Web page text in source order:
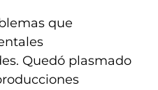
que
Quedó plasmado